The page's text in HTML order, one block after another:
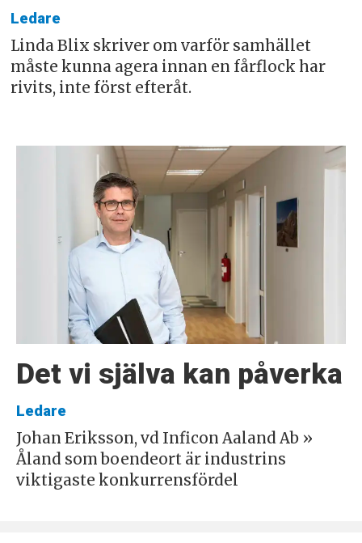
Ledare
Linda Blix skriver om varför samhället
måste kunna agera innan en fårflock har
rivits, inte först efteråt.
Det vi själva kan påverka
Ledare
Johan Eriksson, vd Inficon Aaland Ab »
Åland som boendeort är industrins
viktigaste konkurrensfördel